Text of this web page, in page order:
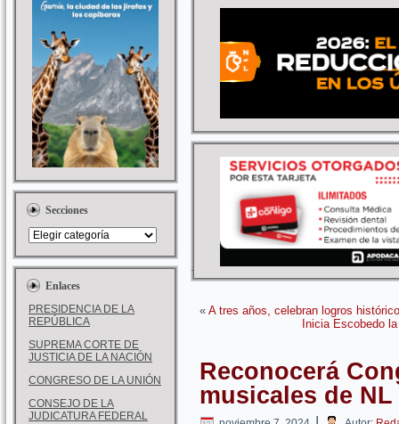
Secciones
Enlaces
PRESIDENCIA DE LA
REPÚBLICA
SUPREMA CORTE DE
JUSTICIA DE LA NACIÓN
CONGRESO DE LA UNIÓN
CONSEJO DE LA
JUDICATURA FEDERAL
« A tres años, celebran logros
Inicia Escobedo
Reconocerá
musicales de NL